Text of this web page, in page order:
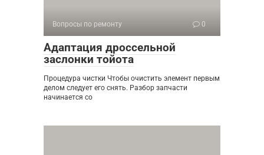
Вопросы по ремонту 0
Адаптация дроссельной
заслонки тойота
Процедура чистки Чтобы очистить элемент первым
делом следует его снять. Разбор запчасти
начинается со